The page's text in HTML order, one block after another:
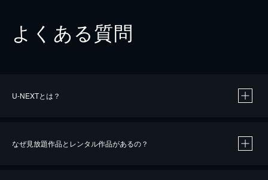
よくある質問
U-NEXTとは？
なぜ見放題作品とレンタル作品があるの？